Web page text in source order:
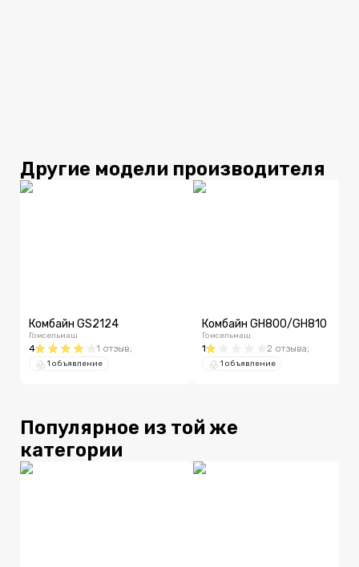
Другие модели производителя
Комбайн GS2124
Гомсельмаш
4 1 отзыв;
1 объявление
Комбайн GH800/GH810
Гомсельмаш
1 2 отзыва;
1 объявление
Популярное из той же
категории